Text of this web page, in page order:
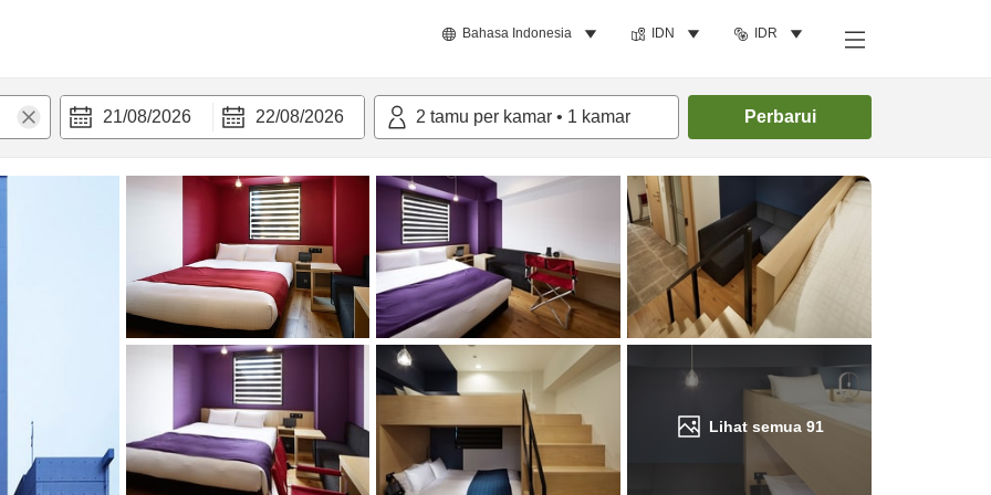
Bahasa Indonesia IDN IDR
21/08/2026 22/08/2026 2 tamu per kamar • 1 kamar Perbarui
Lihat semua 91
Cari kamar